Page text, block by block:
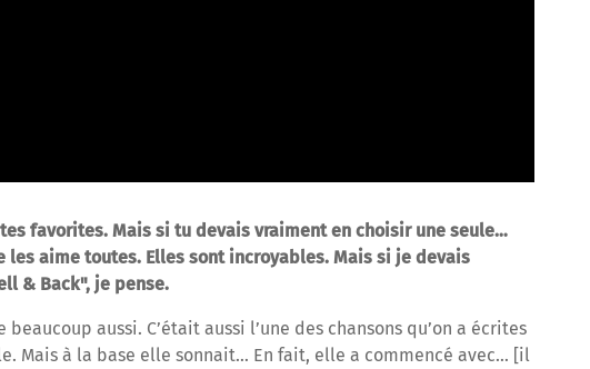
favorites. Mais si tu devais vraiment en choisir une seule…
les aime toutes. Elles sont incroyables. Mais si je devais
& Back", je pense.
beaucoup aussi. C’était aussi l’une des chansons qu’on a écrites
Mais à la base elle sonnait… En fait, elle a commencé avec… [il